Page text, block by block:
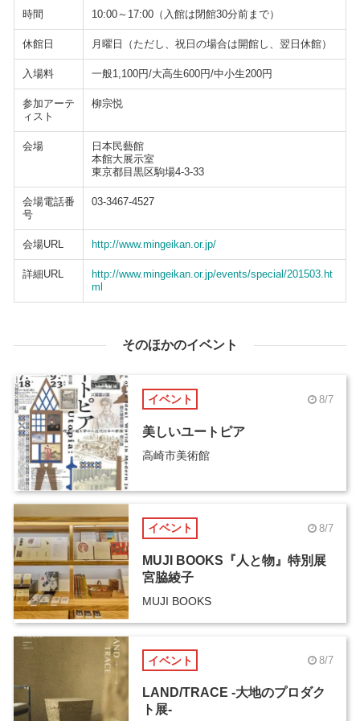
時間 10:00～17:00（入館は閉館30分前まで）
休館日 月曜日（ただし、祝日の場合は開館し、翌日休館）
入場料 一般1,100円/大高生600円/中小生200円
参加アーテ
ィスト
柳宗悦
会場
日本民藝館
本館大展示室
東京都目黒区駒場4-3-33
会場電話番
号
03-3467-4527
会場URL http://www.mingeikan.or.jp/
詳細URL
http://www.mingeikan.or.jp/events/special/201503.ht
ml
そのほかのイベント
イベント 8/7
美しいユートピア
高崎市美術館
イベント 8/7
MUJI BOOKS『人と物』特別展
宮脇綾子
MUJI BOOKS
イベント 8/7
LAND/TRACE -大地のプロダク
ト展-